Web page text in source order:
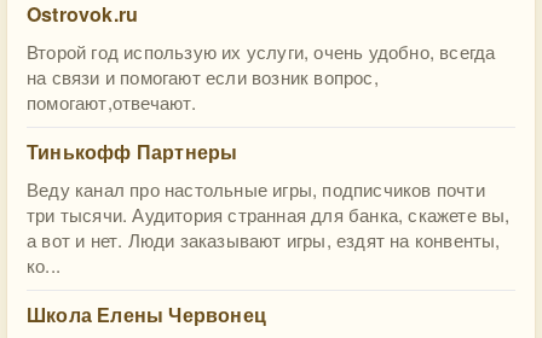
Ostrovok.ru
Второй год использую их услуги, очень удобно, всегда
на связи и помогают если возник вопрос,
помогают,отвечают.
Тинькофф Партнеры
Веду канал про настольные игры, подписчиков почти
три тысячи. Аудитория странная для банка, скажете вы,
а вот и нет. Люди заказывают игры, ездят на конвенты,
ко...
Школа Елены Червонец